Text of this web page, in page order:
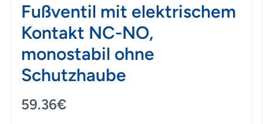
Fußventil mit elektrischem
Kontakt NC-NO,
monostabil ohne
Schutzhaube
59.36€